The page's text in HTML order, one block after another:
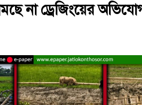
না ড্রেজিংয়ের